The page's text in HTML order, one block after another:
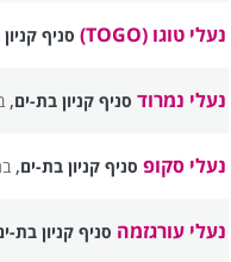
נעלי טוגו (TOGO) סניף
נעלי נמרוד סניף קניון בת-ים,
נעלי סקופ סניף קניון בת-ים,
נעלי עורגזמה סניף קניון בת-